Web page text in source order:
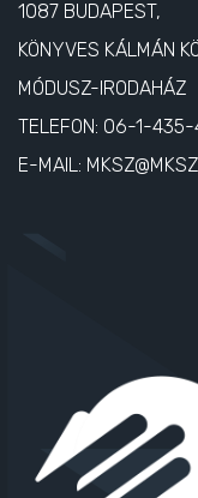
1087 BUDAPEST,
KÖNYVES KÁLMÁN
MÓDUSZ-IRODAHÁZ
TELEFON: 06-1-435-
E-MAIL: